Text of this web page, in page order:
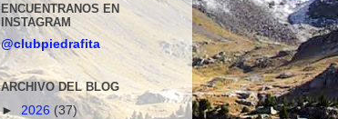
ENCUENTRANOS EN
INSTAGRAM
@clubpiedrafita
ARCHIVO DEL BLOG
► 2026 (37)